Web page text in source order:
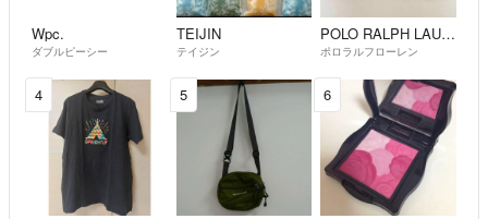
Wpc.
ダブルピーシー
TEIJIN
テイジン
POLO RALPH LAUREN
ポロラルフローレン
4 5 6